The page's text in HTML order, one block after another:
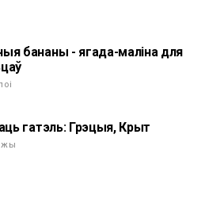
бананы - ягада-маліна для
гатэль: Грэцыя, Крыт